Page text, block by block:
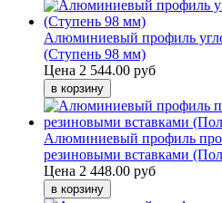
Алюминиевый профиль
(Ступень 98 мм)
Цена 2 544.00 руб
Алюминиевый профиль
резиновыми вставками
Цена 2 448.00 руб